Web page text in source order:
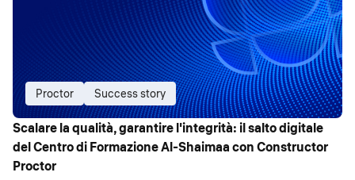
Proctor Success story
Scalare la qualità, garantire l'integrità: il salto digitale
del Centro di Formazione Al-Shaimaa con Constructor
Proctor